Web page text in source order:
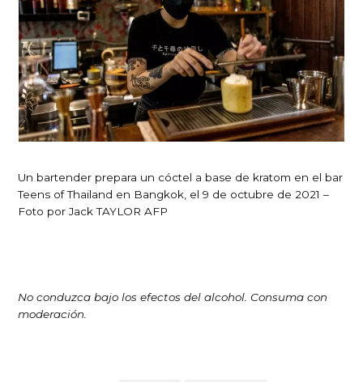
Un bartender prepara un cóctel a base de kratom en el bar
Teens of Thailand en Bangkok, el 9 de octubre de 2021 –
Foto por Jack TAYLOR AFP
No conduzca bajo los efectos del alcohol. Consuma con
moderación.